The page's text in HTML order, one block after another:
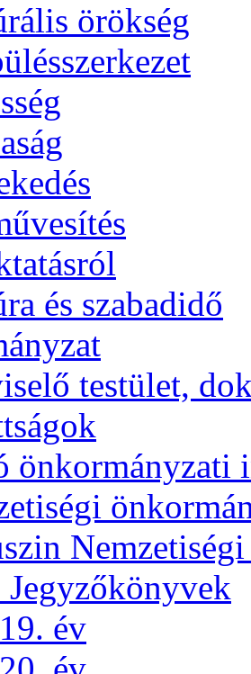
örökség
és szabadidő
testület,
önkormányzati
Jegyzőkönyvek
év